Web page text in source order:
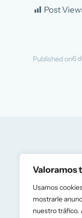
Valoramos
Usamos
mostrarle
nuestro tráfico.
Post
Published on6